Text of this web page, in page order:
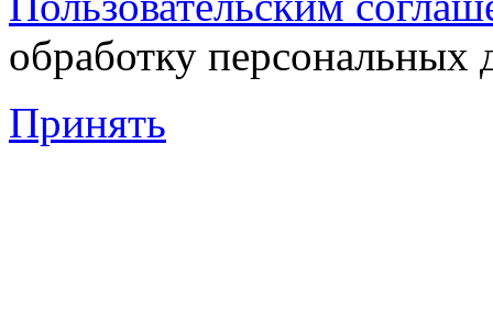
обработку персональных
Принять